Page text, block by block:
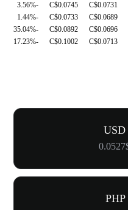
C$0.0731
C$0.0745
-3.56%
C$0.0689
C$0.0733
-1.44%
C$0.0696
C$0.0892
-35.04%
C$0.0713
C$0.1002
-17.23%